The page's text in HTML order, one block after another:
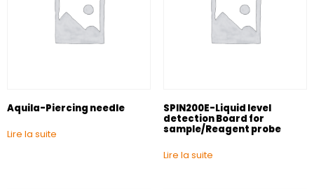
Aquila-Piercing needle
Lire la suite
SPIN200E-Liquid level
detection Board for
sample/Reagent probe
Lire la suite